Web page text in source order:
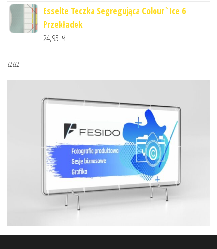
Esselte Teczka Segregująca Colour`Ice 6
Przekładek
24,95 zł
zzzzz